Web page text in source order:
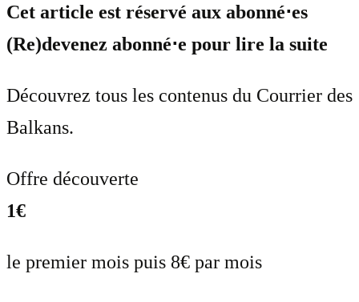
Cet article est réservé aux abonné⋅es
(Re)devenez abonné⋅e pour lire la suite
Découvrez tous les contenus du Courrier des
Balkans.
Offre découverte
1€
le premier mois puis 8€ par mois